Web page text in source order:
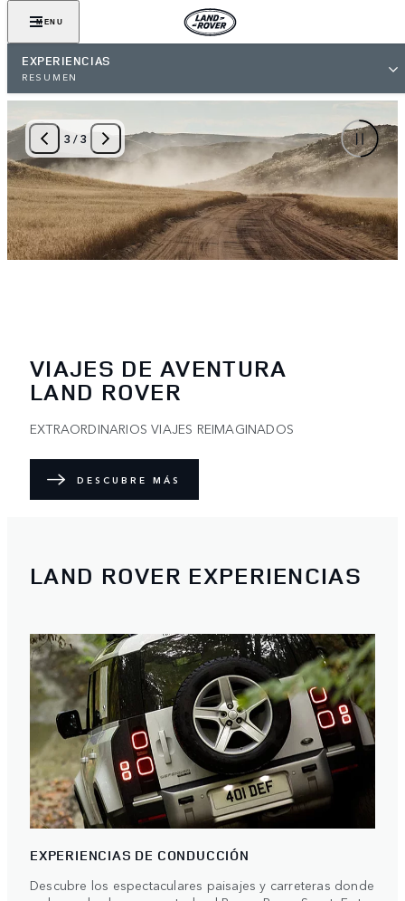
MENU
EXPERIENCIAS
RESUMEN
VIAJES DE AVENTURA
LAND ROVER
EXTRAORDINARIOS VIAJES REIMAGINADOS
DESCUBRE MÁS
3/3
LAND ROVER EXPERIENCIAS
EXPERIENCIAS DE CONDUCCIÓN
Descubre los espectaculares paisajes y carreteras donde